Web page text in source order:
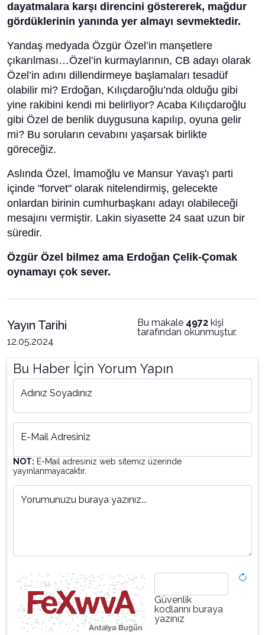
dayatmalara karşı direncini göstererek, mağdur
gördüklerinin yanında yer almayı sevmektedir.
Yandaş medyada Özgür Özel’in manşetlere
çıkarılması…Özel’in kurmaylarının, CB adayı olarak
Özel’in adını dillendirmeye başlamaları tesadüf
olabilir mi? Erdoğan, Kılıçdaroğlu’nda olduğu gibi
yine rakibini kendi mi belirliyor? Acaba Kılıçdaroğlu
gibi Özel de benlik duygusuna kapılıp, oyuna gelir
mi? Bu soruların cevabını yaşarsak birlikte
göreceğiz.
Aslında Özel, İmamoğlu ve Mansur Yavaş'ı parti
içinde "forvet" olarak nitelendirmiş, gelecekte
onlardan birinin cumhurbaşkanı adayı olabileceği
mesajını vermiştir. Lakin siyasette 24 saat uzun bir
süredir.
Özgür Özel bilmez ama Erdoğan Çelik-Çomak
oynamayı çok sever.
Yayın Tarihi
12.05.2024
Bu makale 4972 kişi
tarafından okunmuştur.
Bu Haber İçin Yorum Yapın
Adınız Soyadınız
E-Mail Adresiniz
NOT: E-Mail adresiniz web sitemiz üzerinde
yayınlanmayacaktır.
Yorumunuzu buraya yazınız...
Güvenlik
kodlarını buraya
yazınız